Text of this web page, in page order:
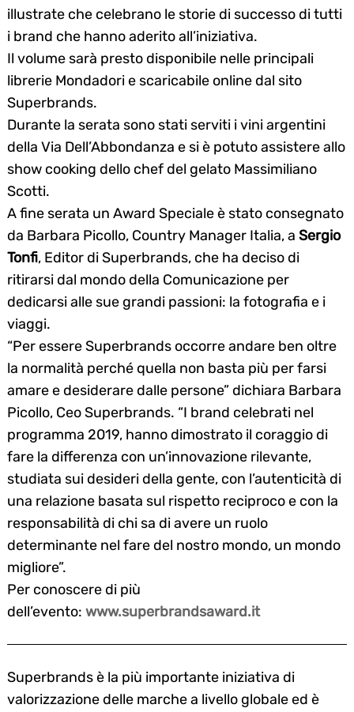
illustrate che celebrano le storie di successo di tutti
i brand che hanno aderito all’iniziativa.
Il volume sarà presto disponibile nelle principali
librerie Mondadori e scaricabile online dal sito
Superbrands.
Durante la serata sono stati serviti i vini argentini
della Via Dell’Abbondanza e si è potuto assistere allo
show cooking dello chef del gelato Massimiliano
Scotti.
A fine serata un Award Speciale è stato consegnato
da Barbara Picollo, Country Manager Italia, a Sergio
Tonfi, Editor di Superbrands, che ha deciso di
ritirarsi dal mondo della Comunicazione per
dedicarsi alle sue grandi passioni: la fotografia e i
viaggi.
“Per essere Superbrands occorre andare ben oltre
la normalità perché quella non basta più per farsi
amare e desiderare dalle persone” dichiara Barbara
Picollo, Ceo Superbrands. “I brand celebrati nel
programma 2019, hanno dimostrato il coraggio di
fare la differenza con un’innovazione rilevante,
studiata sui desideri della gente, con l’autenticità di
una relazione basata sul rispetto reciproco e con la
responsabilità di chi sa di avere un ruolo
determinante nel fare del nostro mondo, un mondo
migliore”.
Per conoscere di più
dell’evento: www.superbrandsaward.it
Superbrandsè la più importante iniziativa di
valorizzazione delle marche a livello globale ed è